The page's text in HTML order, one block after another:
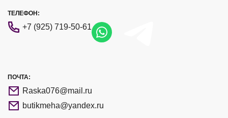
ТЕЛЕФОН:
+7 (925) 719-50-61
ПОЧТА:
Raska076@mail.ru
butikmeha@yandex.ru